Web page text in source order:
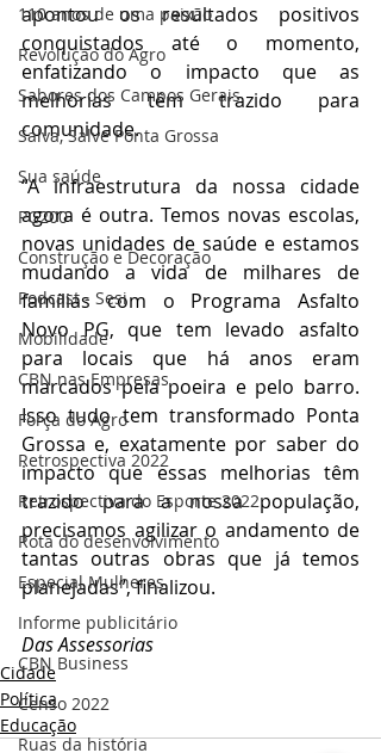
110 anos de uma paixão
Revolução do Agro
Sabores dos Campos Gerais
Salva, Salve Ponta Grossa
Sua saúde
PG200
Construção e Decoração
Podcast - Sesi
Mobilidade
CBN nas Empresas
Força do Agro
Retrospectiva 2022
Retrospectiva do Esporte 2022
Rota do desenvolvimento
Especial Mulheres
Informe publicitário
CBN Business
Censo 2022
Ruas da história
apontou os resultados positivos
conquistados até o momento,
enfatizando o impacto que as
melhorias têm trazido para
comunidade.
“A infraestrutura da nossa cidade
agora é outra. Temos novas escolas,
novas unidades de saúde e estamos
mudando a vida de milhares de
famílias com o Programa Asfalto
Novo PG, que tem levado asfalto
para locais que há anos eram
marcados pela poeira e pelo barro.
Isso tudo tem transformado Ponta
Grossa e, exatamente por saber do
impacto que essas melhorias têm
trazido para a nossa população,
precisamos agilizar o andamento de
tantas outras obras que já temos
planejadas”, finalizou.
Das Assessorias
Cidade
Política
Educação